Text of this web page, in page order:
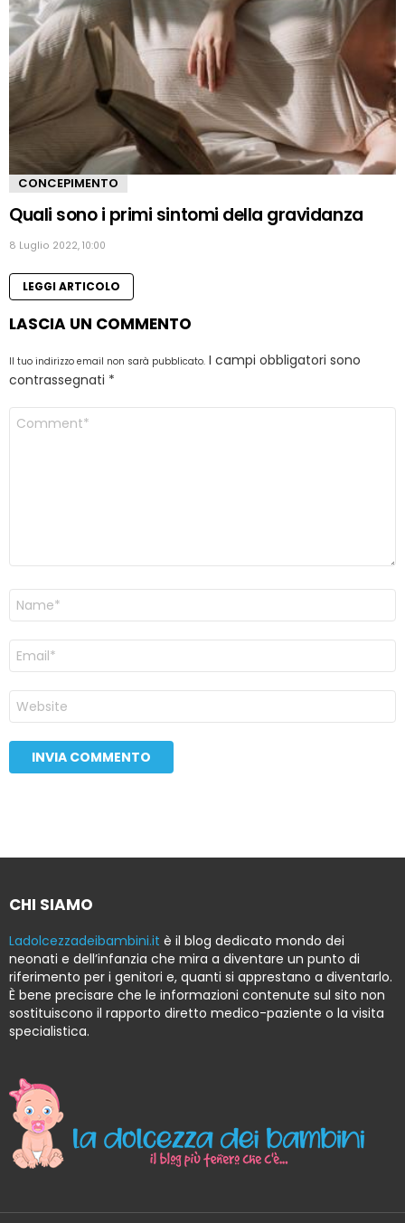
CONCEPIMENTO
Quali sono i primi sintomi della gravidanza
8 Luglio 2022, 10:00
LEGGI ARTICOLO
LASCIA UN COMMENTO
Il tuo indirizzo email non sarà pubblicato. I campi obbligatori sono
contrassegnati *
web
CHI SIAMO
Ladolcezzadeibambini.it è il blog dedicato mondo dei
neonati e dell’infanzia che mira a diventare un punto di
riferimento per i genitori e, quanti si apprestano a diventarlo.
È bene precisare che le informazioni contenute sul sito non
sostituiscono il rapporto diretto medico-paziente o la visita
specialistica.